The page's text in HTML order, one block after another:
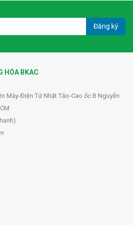
Đăng ký
HÓA BKAC
Máy-Điện Tử Nhật Tảo-Cao ốc B Nguyễn